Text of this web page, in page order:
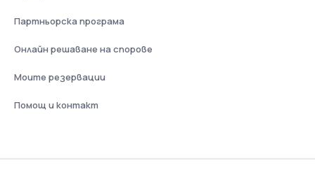
Партньорска програма
Онлайн решаване на спорове
Моите резервации
Помощ и контакт